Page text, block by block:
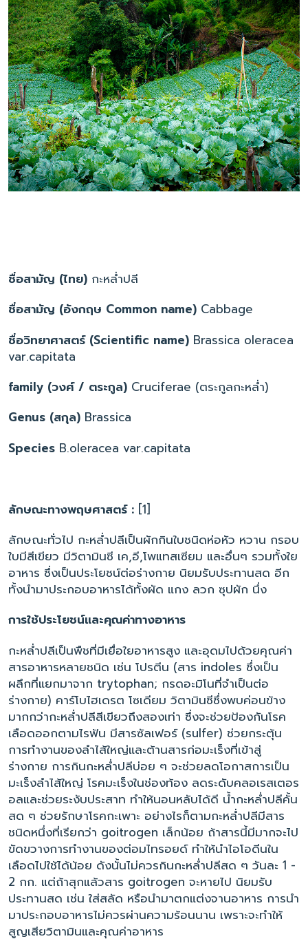
ชื่อสามัญ (ไทย) กะหล่ำปลี
ชื่อสามัญ (อังกฤษ Common name) Cabbage
ชื่อวิทยาศาสตร์ (Scientific name) Brassica oleracea
var.capitata
family (วงศ์ / ตระกูล) Cruciferae (ตระกูลกะหล่ำ)
Genus (สกุล) Brassica
Species B.oleracea var.capitata
ลักษณะทางพฤษศาสตร์ : [1]
ลักษณะทั่วไป กะหล่ำปลีเป็นผักกินใบชนิดห่อหัว หวาน กรอบ
ใบมีสีเขียว มีวิตามินซี เค,อี,โพแทสเซียม และอื่นๆ รวมทั้งใย
อาหาร ซึ่งเป็นประโยชน์ต่อร่างกาย นิยมรับประทานสด อีก
ทั้งนำมาประกอบอาหารได้ทั้งผัด แกง ลวก ซุปผัก นึ่ง
การใช้ประโยชน์และคุณค่าทางอาหาร
กะหล่ำปลีเป็นพืชที่มีเยื่อใยอาหารสูง และอุดมไปด้วยคุณค่า
สารอาหารหลายชนิด เช่น โปรตีน (สาร indoles ซึ่งเป็น
ผลึกที่แยกมาจาก trytophan; กรดอะมิโนที่จำเป็นต่อ
ร่างกาย) คาร์โบไฮเดรต โซเดียม วิตามินซีซึ่งพบค่อนข้าง
มากกว่ากะหล่ำปลีสีเขียวถึงสองเท่า ซึ่งจะช่วยป้องกันโรค
เลือดออกตามไรฟัน มีสารซัลเฟอร์ (sulfer) ช่วยกระตุ้น
การทำงานของลำไส้ใหญ่และต้านสารก่อมะเร็งที่เข้าสู่
ร่างกาย การกินกะหล่ำปลีบ่อย ๆ จะช่วยลดโอกาสการเป็น
มะเร็งลำไส้ใหญ่ โรคมะเร็งในช่องท้อง ลดระดับคลอเรสเตอร
อลและช่วยระงับประสาท ทำให้นอนหลับได้ดี น้ำกะหล่ำปลีคั้น
สด ๆ ช่วยรักษาโรคกะเพาะ อย่างไรก็ตามกะหล่ำปลีมีสาร
ชนิดหนึ่งที่เรียกว่า goitrogen เล็กน้อย ถ้าสารนี้มีมากจะไป
ขัดขวางการทำงานของต่อมไทรอยด์ ทำให้นำไอโอดีนใน
เลือดไปใช้ได้น้อย ดังนั้นไม่ควรกินกะหล่ำปลีสด ๆ วันละ 1 -
2 กก. แต่ถ้าสุกแล้วสาร goitrogen จะหายไป นิยมรับ
ประทานสด เช่น ใส่สลัด หรือนำมาตกแต่งจานอาหาร การนำ
มาประกอบอาหารไม่ควรผ่านความร้อนนาน เพราะจะทำให้
สูญเสียวิตามินและคุณค่าอาหาร